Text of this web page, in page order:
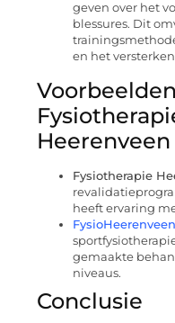
geven over het
blessures. Dit
en het
Heerenveen
Fysiotherapie
heeft ervaring
FysioHeerenveen
gemaakte
niveaus.
Conclusie